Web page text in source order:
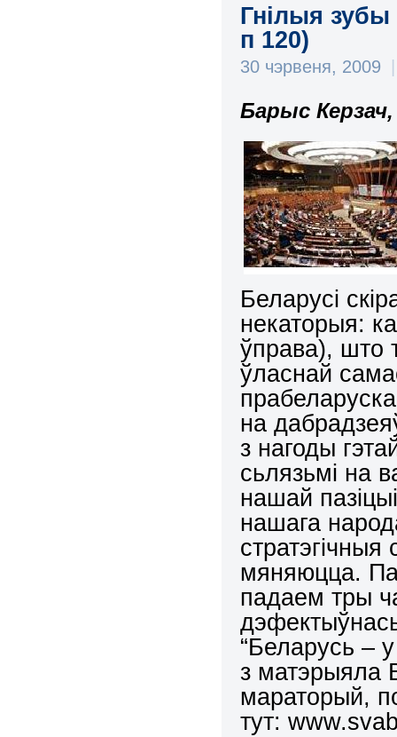
Гнілыя зубы
п 120)
30 чэрвеня, 2009
Барыс
Беларусі
некаторыя:
ўправа), што
ўласнай
на
з нагоды
сьлязьмі на
нашай
нашага
мяняюцца.
падаем тры
“Беларусь –
з матэрыяла
мараторый,
тут: